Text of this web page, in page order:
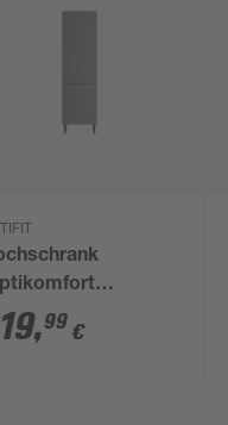
grau 60 x
x 58,4 cm
,99 €